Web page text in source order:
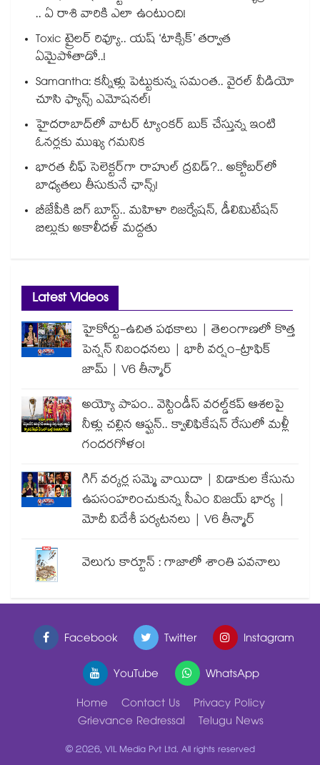
.. ఏ రాశి వారికి ఎలా ఉంటుంది!
Toxic ట్రైలర్ రివ్యూ.. యష్ ‘టాక్సిక్’ తర్వాత
ఏమైపోతాడో..!
Samantha: కన్నీళ్లు పెట్టుకున్న సమంత.. వైరల్ వీడియో
చూసి ఫ్యాన్స్ ఎమోషనల్!
హైదరాబాద్⁪లో వాటర్ ట్యాంకర్ బుక్ చేస్తున్న ఇంటి
ఓనర్లకు ముఖ్య గమనిక
భారత చీఫ్ సెలెక్టర్⁬గా రాహుల్ ద్రవిడ్?.. అక్టోబర్‌లో
బాధ్యతలు తీసుకునే ఛాన్స్!
బీజేపీకి బిగ్ బూస్ట్.. మహిళా రిజర్వేషన్, డీలిమిటేషన్
బిల్లుకు అకాలీదళ్ మద్దతు
Latest Videos
హైకోర్టు-ఉచిత పథకాలు | తెలంగాణలో కొత్త
పెన్షన్ నిబంధనలు | భారీ వర్షం-ట్రాఫిక్
జామ్ | V6 తీన్మార్
అయ్యో పాపం.. వెస్టిండీస్ వరల్డ్‌కప్ ఆశలపై
నీళ్లు చల్లిన ఆఫ్ఘన్.. క్వాలిఫికేషన్ రేసులో మళ్లీ
గందరగోళం!
గిగ్ వర్కర్ల సమ్మె వాయిదా | విడాకుల కేసును
ఉపసంహరించుకున్న సీఎం విజయ్ భార్య |
మోదీ విదేశీ పర్యటనలు | V6 తీన్మార్
వెలుగు కార్టూన్ : గాజాలో శాంతి పవనాలు
Facebook Twitter
Instagram
YouTube
WhatsApp
Home
Contact Us
Privacy Policy
Grievance Redressal
Telugu News
© 2026, VIL Media Pvt Ltd. All rights reserved